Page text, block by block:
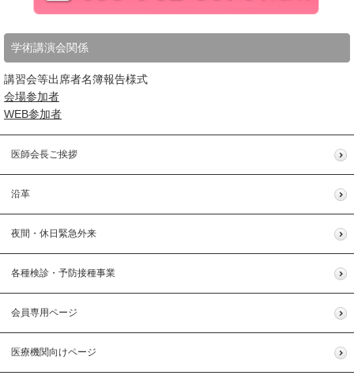
学術講演会関係
講習会等出席者名簿報告様式
会場参加者
WEB参加者
医師会長ご挨拶
沿革
夜間・休日緊急外来
各種検診・予防接種事業
会員専用ページ
医療機関向けページ